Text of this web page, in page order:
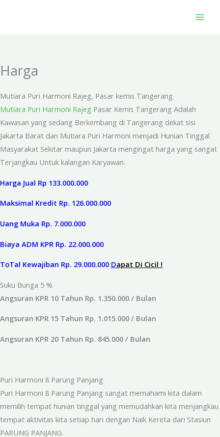
Harga
Mutiara Puri Harmoni Rajeg, Pasar kemis Tangerang
Mutiara Puri Harmoni Rajeg Pasar Kemis Tangerang Adalah
Kawasan yang sedang Berkembang di Tangerang dekat sisi
Jakarta Barat dan Mutiara Puri Harmoni menjadi Hunian Tinggal
Masyarakat Sekitar maupun Jakarta mengingat harga yang sangat
Terjangkau Untuk kalangan Karyawan.
Harga Jual Rp 133.000.000
Maksimal Kredit Rp. 126.000.000
Uang Muka Rp. 7.000.000
Biaya ADM KPR Rp. 22.000.000
ToTal Kewajiban Rp. 29.000.000 Dapat Di Cicil !
Suku Bunga 5 %
Angsuran KPR 10 Tahun Rp. 1.350.000 / Bulan
Angsuran KPR 15 Tahun Rp. 1.015.000 / Bulan
Angsuran KPR 20 Tahun Rp. 845.000 / Bulan
Puri Harmoni 8 Parung Panjang
Puri Harmoni 8 Parung Panjang sangat memahami kita dalam
memilih tempat hunian tinggal yang memudahkan kita menjangkau
tempat aktivitas kita setiap hari dengan Naik Kereta dari Stasiun
PARUNG PANJANG.